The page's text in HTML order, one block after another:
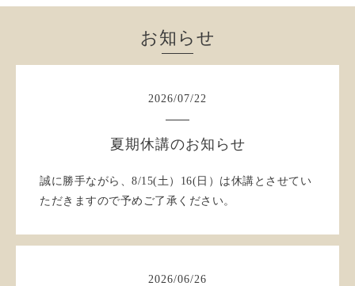
お知らせ
2026/07/22
夏期休講のお知らせ
誠に勝手ながら、8/15(土）16(日）は休講とさせてい
ただきますので予めご了承ください。
2026/06/26